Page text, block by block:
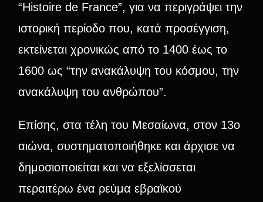
“Histoire de France”, για να περιγράψει την
ιστορική περίοδο που, κατά προσέγγιση,
εκτείνεται χρονικώς από το 1400 έως το
1600 ως “την ανακάλυψη του κόσμου, την
ανακάλυψη του ανθρώπου”.
Επίσης, στα τέλη του Μεσαίωνα, στον 13ο
αιώνα, συστηματοποιήθηκε και άρχισε να
δημοσιοποιείται και να εξελίσσεται
περαιτέρω ένα ρεύμα εβραϊκού